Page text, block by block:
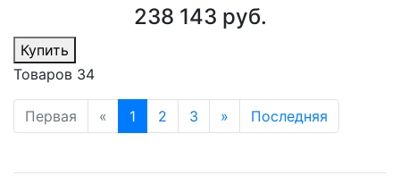
238 143 руб.
Купить
Товаров 34
Первая « 1 2 3 » Последняя